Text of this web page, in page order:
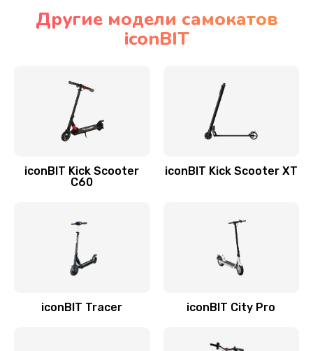
Другие модели самокатов
iconBIT
iconBIT Kick Scooter
C60
iconBIT Kick Scooter XT
iconBIT Tracer iconBIT City Pro